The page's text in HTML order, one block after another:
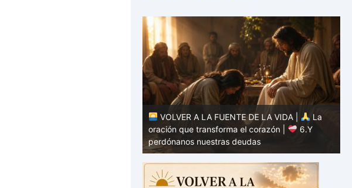
VOLVER A LA FUENTE DE LA VIDA |
La
oración que transforma el corazón |
6.Y
perdónanos nuestras deudas